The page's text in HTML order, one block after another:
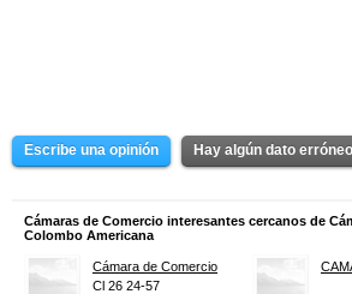
Escribe una opinión Hay algún dato
Cámaras de Comercio interesantes cercanos de
Colombo Americana
Cámara de Comercio
Cl 26 24-57